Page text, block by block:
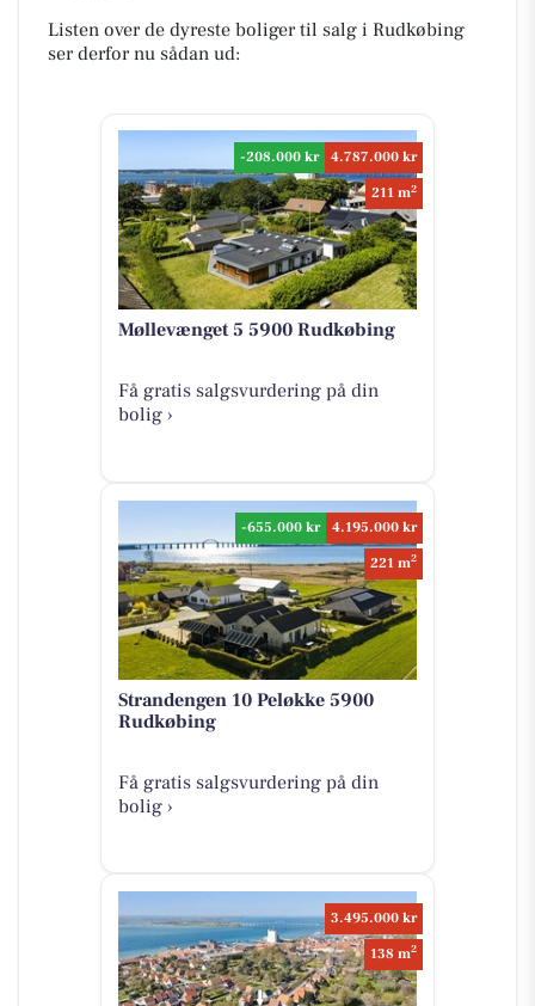
Listen over de dyreste boliger til salg i Rudkøbing
ser derfor nu sådan ud:
-208.000 kr
4.787.000 kr
211 m2
Møllevænget 5 5900 Rudkøbing
Få gratis salgsvurdering på din
bolig ›
-655.000 kr
4.195.000 kr
221 m2
Strandengen 10 Peløkke 5900
Rudkøbing
Få gratis salgsvurdering på din
bolig ›
3.495.000 kr
138 m2